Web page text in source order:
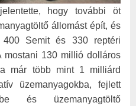
hogy további öt
állomást épít, és
Semit és 330 reptéri
mostani 130 millió dolláros
már több mint 1 milliárd
üzemanyagokba, fejlett
és üzemanyagtöltő